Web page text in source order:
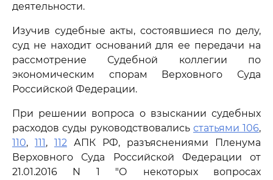
деятельности.
Изучив судебные акты, состоявшиеся по делу,
суд не находит оснований для ее передачи на
рассмотрение Судебной коллегии по
экономическим спорам Верховного Суда
Российской Федерации.
При решении вопроса о взыскании судебных
расходов суды руководствовались статьями 106,
110, 111, 112 АПК РФ, разъяснениями Пленума
Верховного Суда Российской Федерации от
21.01.2016 N 1 "О некоторых вопросах